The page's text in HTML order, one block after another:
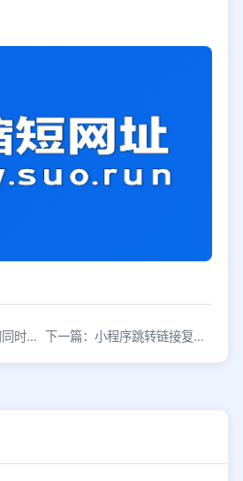
上一篇：一个链接如何同时跳转2个小程序？实现方法详解 下一篇：小程序跳转链接复制方法详解，3步快速获取